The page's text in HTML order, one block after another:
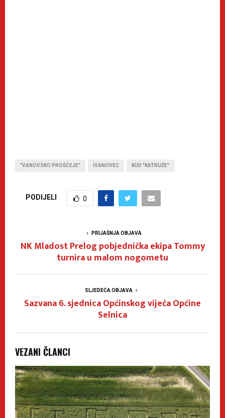
"VANOVSKO PROŠČEJE" IVANOVEC KUD "KATRUŽE"
PODIJELI 0
PRIJAŠNJA OBJAVA
NK Mladost Prelog pobjednička ekipa Tommy
turnira u malom nogometu
SLJEDEĆA OBJAVA
Sazvana 6. sjednica Općinskog vijeća Općine
Selnica
VEZANI ČLANCI